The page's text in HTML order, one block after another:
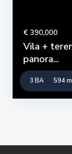
€ 390,000
Vila +
panora...
3 BA 594 m